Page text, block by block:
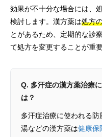
効果が不十分な場合には、
検討します。漢方薬は処方
とがあるため、定期的な診
て処方を変更することが重要
Q. 多汗症の漢方薬治療
は？
多汗症治療に使われる
湯などの漢方薬は健康保